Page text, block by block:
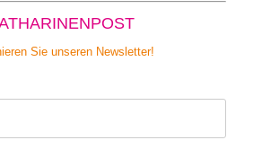
Sie unseren Newsletter!